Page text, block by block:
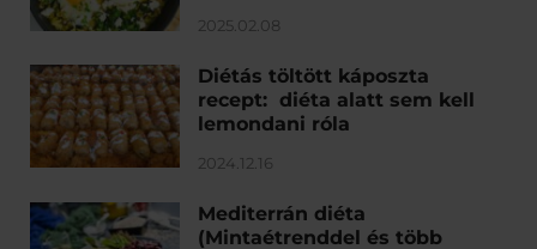
2025.02.08
Diétás töltött káposzta
recept: diéta alatt sem kell
lemondani róla
2024.12.16
Mediterrán diéta
(Mintaétrenddel és több